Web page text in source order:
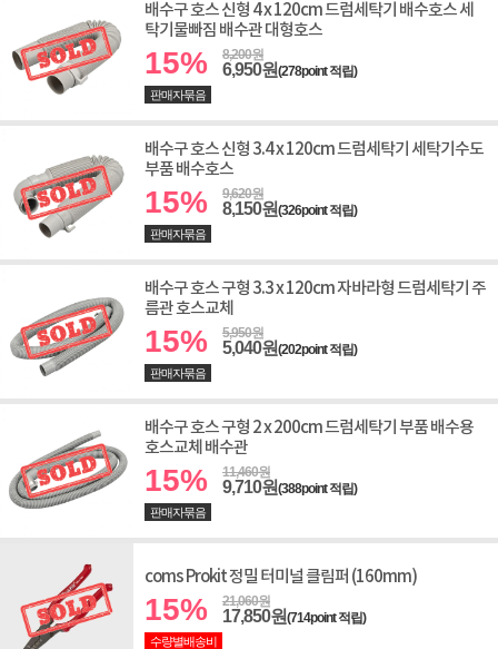
배수구 호스 신형 4 x 120cm 드럼세탁기 배수호스 세
탁기물빠짐 배수관 대형호스
15% 8,200원
6,950원(278point 적립)
판매자묶음
배수구 호스 신형 3.4 x 120cm 드럼세탁기 세탁기수도
부품 배수호스
15% 9,620원
8,150원(326point 적립)
판매자묶음
배수구 호스 구형 3.3 x 120cm 자바라형 드럼세탁기 주
름관 호스교체
15% 5,950원
5,040원(202point 적립)
판매자묶음
배수구 호스 구형 2 x 200cm 드럼세탁기 부품 배수용
호스교체 배수관
15% 11,460원
9,710원(388point 적립)
판매자묶음
coms Prokit 정밀 터미널 클림퍼 (160mm)
15% 21,060원
17,850원(714point 적립)
수량별배송비